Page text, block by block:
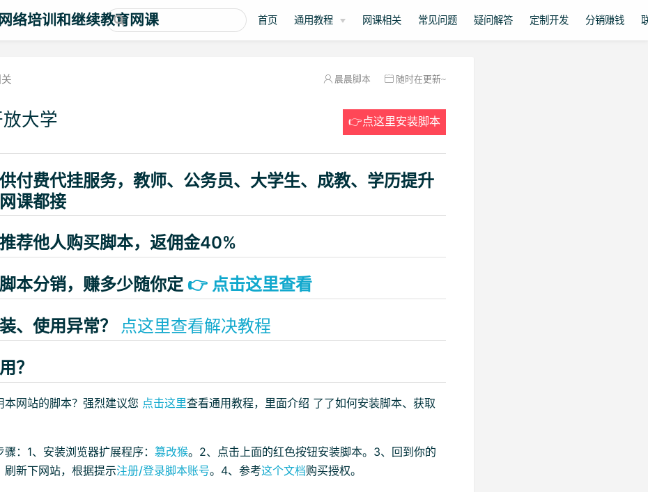
络培训和继续教育网课 首页 通用教程 网课相关 常见问题 疑问解答 定制开发 分销赚钱
晨晨脚本 随时在更新~
大学 👉点这里安装脚本
付费代挂服务，教师、公务员、大学生、成教、学历提升
课都接
荐他人购买脚本，返佣金40%
本分销，赚多少随你定 👉点击这里查看
、使用异常？ 点这里查看解决教程
？
本网站的脚本？强烈建议您 点击这里查看通用教程，里面介绍 了了如何安装脚本、获取
：1、安装浏览器扩展程序： 篡改猴。2、点击上面的红色按钮安装脚本。3、回到你的
刷新下网站，根据提示注册/登录脚本账号。4、参考这个文档购买授权。